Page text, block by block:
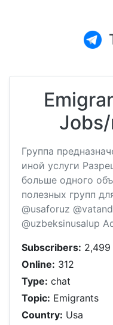
Группа
иной услуги
больше одного
полезных групп
@usaforuz
@uzbeksinusalup
Subscribers: 2,499
Online: 312
Type: chat
Topic: Emigrants
Country: Usa